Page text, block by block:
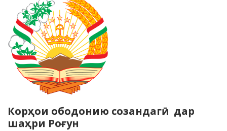
Корҳои ободонию созандагӣ дар
шаҳри Роғун